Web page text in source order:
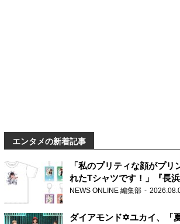
エンタメの新着記事
「私のプリティな顔がプリ
れたTシャツです！」『長
天下無双』初の番組グッズ
NEWS ONLINE 編集部
ダイアモンド✡ユカイ、「